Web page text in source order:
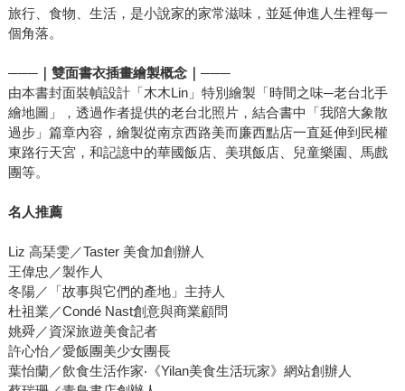
旅行、食物、生活，是小說家的家常滋味，並延伸進人生裡每一
個角落。
───｜雙面書衣插畫繪製概念｜───
由本書封面裝幀設計「木木Lin」特別繪製「時間之味─老台北手
繪地圖」，透過作者提供的老台北照片，結合書中「我陪大象散
過步」篇章內容，繪製從南京西路美而廉西點店一直延伸到民權
東路行天宮，和記譩中的華國飯店、美琪飯店、兒童樂園、馬戲
團等。
名人推薦
Liz 高琹雯／Taster 美食加創辦人
王偉忠／製作人
冬陽／「故事與它們的產地」主持人
杜祖業／Condé Nast創意與商業顧問
姚舜／資深旅遊美食記者
許心怡／愛飯團美少女團長
葉怡蘭／飲食生活作家‧《Yilan美食生活玩家》網站創辦人